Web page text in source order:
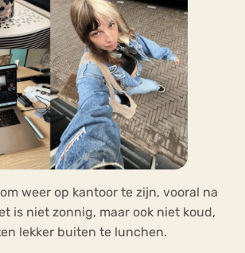
weer op kantoor te zijn, vooral na
is niet zonnig, maar ook niet koud,
lekker buiten te lunchen.